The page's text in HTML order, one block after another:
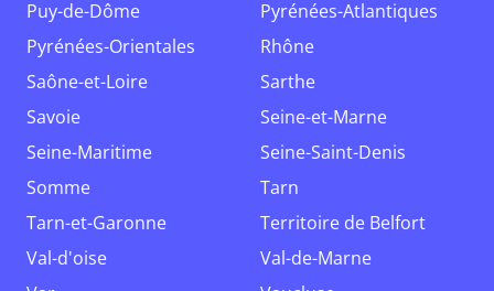
Puy-de-Dôme
Pyrénées-Atlantiques
Pyrénées-Orientales
Rhône
Saône-et-Loire
Sarthe
Savoie
Seine-et-Marne
Seine-Maritime
Seine-Saint-Denis
Somme
Tarn
Tarn-et-Garonne
Territoire de Belfort
Val-d'oise
Val-de-Marne